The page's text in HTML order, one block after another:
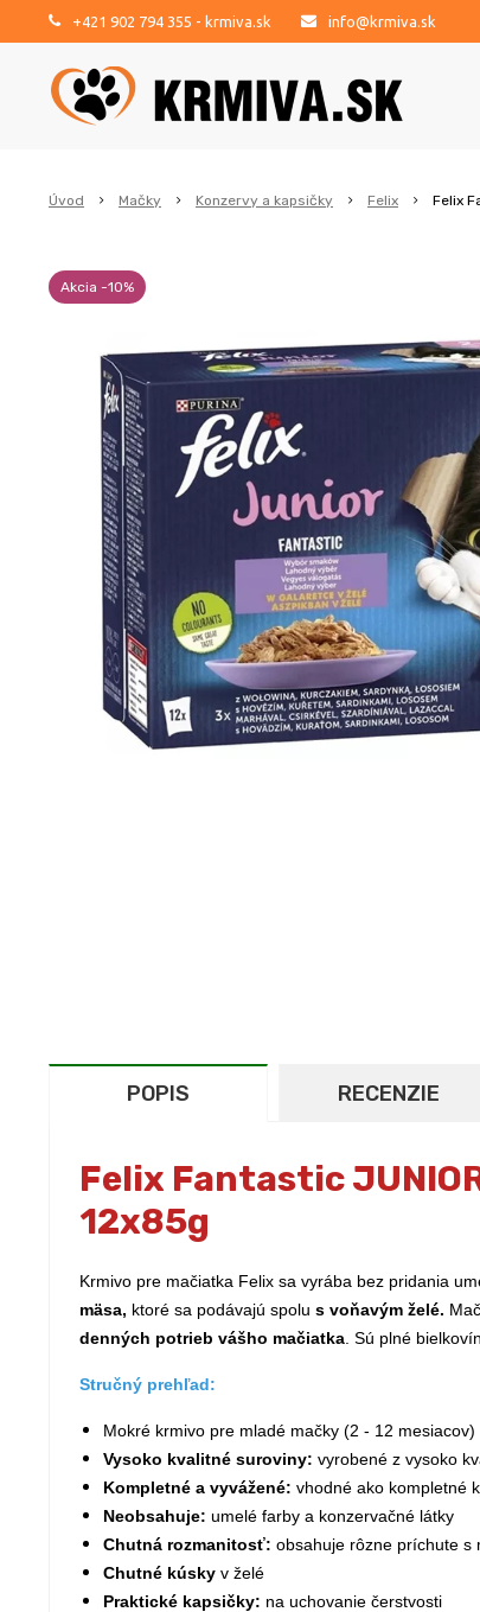
+421 902 794 355 - krmiva.sk info@krmiva.sk
Úvod Mačky Konzervy a kapsičky Felix Felix
Akcia -10%
POPIS RECENZIE
Felix Fantastic
12x85g
Krmivo pre mačiatka Felix sa vyrába bez pridania
mäsa, ktoré sa podávajú spolu s voňavým želé.
denných potrieb vášho mačiatka . Sú plné
Stručný prehľad:
Mokré krmivo pre mladé mačky (2 - 12 mesiacov)
Vysoko kvalitné suroviny: vyrobené z vysoko
Kompletné a vyvážené: vhodné ako kompletné
Neobsahuje: umelé farby a konzervačné látky
Chutná rozmanitosť: obsahuje rôzne príchute s
Chutné kúsky v želé
Praktické kapsičky: na uchovanie čerstvosti